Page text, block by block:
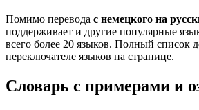
Помимо перевода с немецкого на
поддерживает и другие популярные
всего более 20 языков. Полный список
переключателе языков на странице.
Словарь с примерами и